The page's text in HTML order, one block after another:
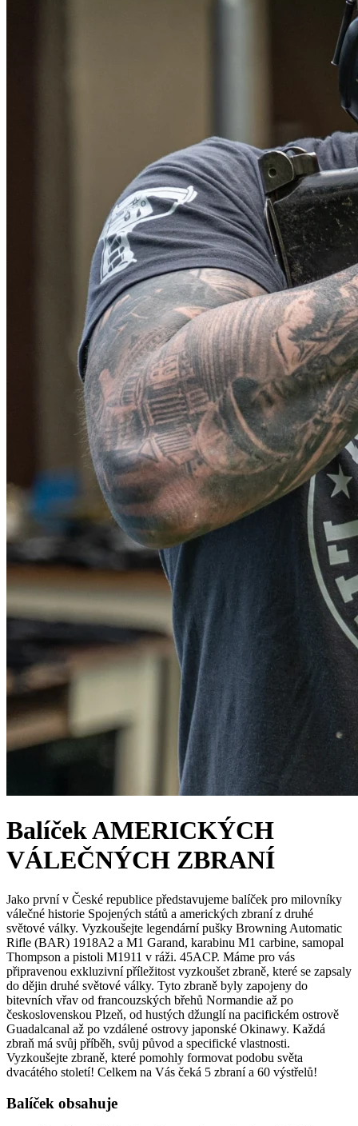
Balíček AMERICKÝCH
VÁLEČNÝCH ZBRANÍ
Jako první v České republice představujeme balíček pro milovníky
válečné historie Spojených států a amerických zbraní z druhé
světové války. Vyzkoušejte legendární pušky Browning Automatic
Rifle (BAR) 1918A2 a M1 Garand, karabinu M1 carbine, samopal
Thompson a pistoli M1911 v ráži. 45ACP. Máme pro vás
připravenou exkluzivní příležitost vyzkoušet zbraně, které se zapsaly
do dějin druhé světové války. Tyto zbraně byly zapojeny do
bitevních vřav od francouzských břehů Normandie až po
československou Plzeň, od hustých džunglí na pacifickém ostrově
Guadalcanal až po vzdálené ostrovy japonské Okinawy. Každá
zbraň má svůj příběh, svůj původ a specifické vlastnosti.
Vyzkoušejte zbraně, které pomohly formovat podobu světa
dvacátého století! Celkem na Vás čeká 5 zbraní a 60 výstřelů!
Balíček obsahuje